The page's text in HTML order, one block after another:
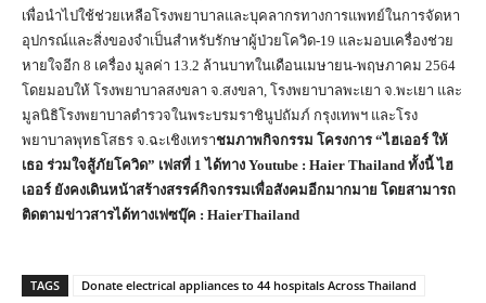
เพื่อนำไปใช้ช่วยเหลือโรงพยาบาลและบุคลากรทางการแพทย์ในการจัดหา
อุปกรณ์และสิ่งของจำเป็นสำหรับรักษาผู้ป่วยโควิด-19 และมอบเครื่องช่วย
หายใจอีก 8 เครื่อง มูลค่า 13.2 ล้านบาทในเดือนเมษายน-พฤษภาคม 2564
โดยมอบให้ โรงพยาบาลสงขลา จ.สงขลา, โรงพยาบาลพะเยา จ.พะเยา และ
มูลนิธิโรงพยาบาลตำรวจในพระบรมราชินูปถัมภ์ กรุงเทพฯ และโรง
พยาบาลพุทธโสธร จ.ฉะเชิงเทราชมภาพกิจกรรม โครงการ “ไฮเออร์ ให้
เธอ ร่วมใจสู้ภัยโควิด” เฟสที่ 1 ได้ทาง Youtube : Haier Thailand ทั้งนี้ ไฮ
เออร์ ยังคงเดินหน้าสร้างสรรค์กิจกรรมเพื่อสังคมอีกมากมาย โดยสามารถ
ติดตามข่าวสารได้ทางเฟซบุ๊ค : HaierThailand
TAGS
Donate electrical appliances to 44 hospitals Across Thailand